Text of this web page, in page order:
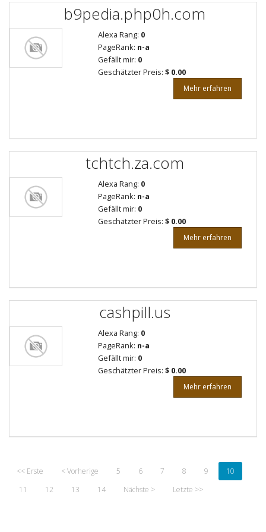
b9pedia.php0h.com
Alexa Rang: 0
PageRank: n-a
Gefällt mir: 0
Geschätzter Preis: $ 0.00
Mehr erfahren
tchtch.za.com
Alexa Rang: 0
PageRank: n-a
Gefällt mir: 0
Geschätzter Preis: $ 0.00
Mehr erfahren
cashpill.us
Alexa Rang: 0
PageRank: n-a
Gefällt mir: 0
Geschätzter Preis: $ 0.00
Mehr erfahren
<< Erste < Vorherige 5 6 7 8 9
10
11
12 13 14 Nächste > Letzte >>